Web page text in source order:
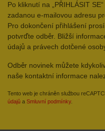
Po kliknutí na „PŘIHLÁSIT
zadanou e-mailovou adresu
Pro dokončení přihlášení
potvrďte odběr. Bližší
údajů a právech dotčené
Odběr novinek můžete
naše kontaktní informace
Tento web je chráněn službou
údajů a Smluvní podmínky.